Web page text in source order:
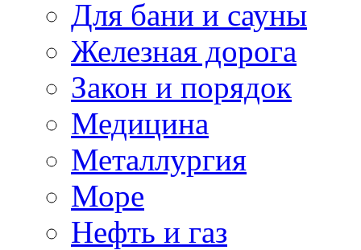
Для бани и сауны
Железная дорога
Закон и порядок
Медицина
Металлургия
Море
Нефть и газ